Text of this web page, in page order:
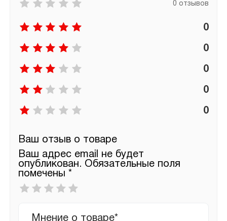
0 отзывов
0
0
0
0
0
Ваш отзыв о товаре
Ваш адрес email не будет
опубликован. Обязательные поля
помечены *
Ваша
оценка
отзыв